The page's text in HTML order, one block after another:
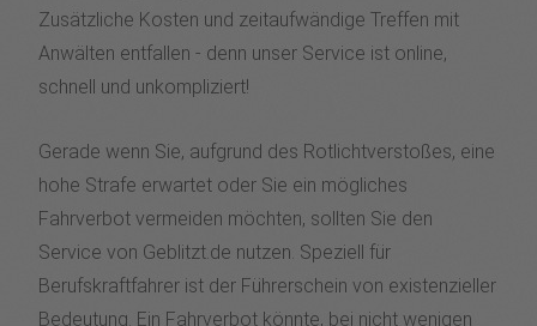
Zusätzliche Kosten und zeitaufwändige Treffen mit
Anwälten entfallen - denn unser Service ist online,
schnell und unkompliziert!
Gerade wenn Sie, aufgrund des Rotlichtverstoßes, eine
hohe Strafe erwartet oder Sie ein mögliches
Fahrverbot vermeiden möchten, sollten Sie den
Service von Geblitzt.de nutzen. Speziell für
Berufskraftfahrer ist der Führerschein von existenzieller
Bedeutung. Ein Fahrverbot könnte, bei nicht wenigen